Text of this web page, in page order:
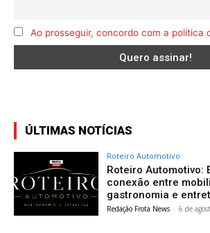
Ao prosseguir, concordo com a política
ÚLTIMAS NOTÍCIAS
Roteiro Automotivo
Roteiro Automotivo:
conexão entre
gastronomia e
Redação Frota News - 6 de